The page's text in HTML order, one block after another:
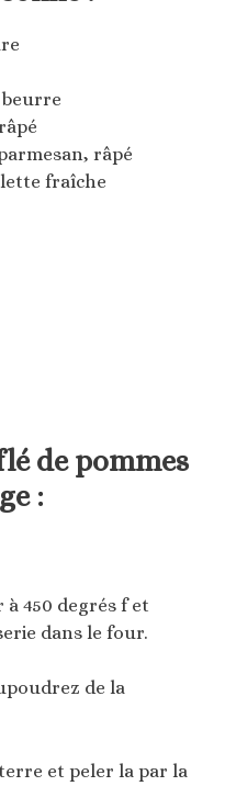
beurre
râpé
fraîche
de pommes
:
450 degrés f et
dans le four.
de la
et peler la par la